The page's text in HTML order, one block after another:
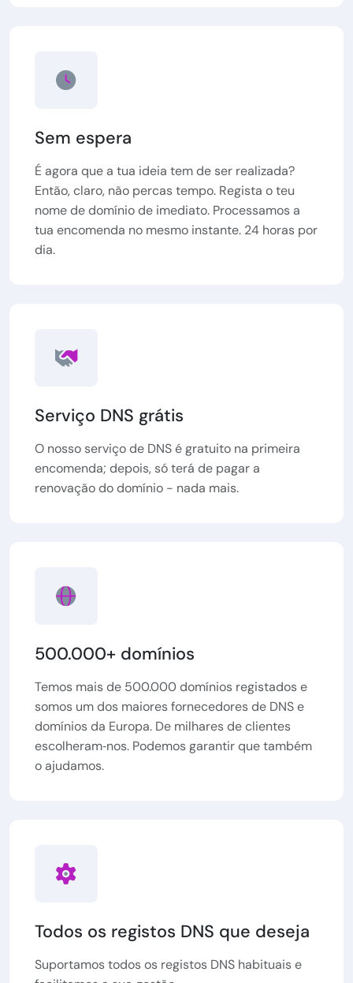
Sem espera
É agora que a tua ideia tem de ser realizada?
Então, claro, não percas tempo. Regista o teu
nome de domínio de imediato. Processamos a
tua encomenda no mesmo instante. 24 horas por
dia.
Serviço DNS grátis
O nosso serviço de DNS é gratuito na primeira
encomenda; depois, só terá de pagar a
renovação do domínio - nada mais.
500.000+ domínios
Temos mais de 500.000 domínios registados e
somos um dos maiores fornecedores de DNS e
domínios da Europa. De milhares de clientes
escolheram‑nos. Podemos garantir que também
o ajudamos.
Todos os registos DNS que deseja
Suportamos todos os registos DNS habituais e